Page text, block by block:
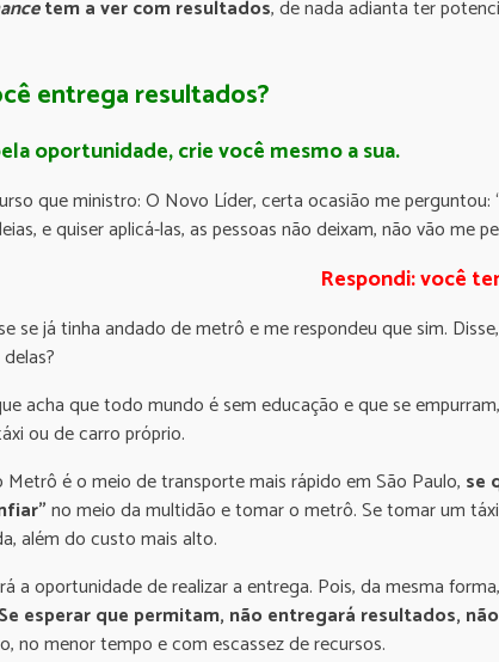
tem a ver com resultados, de nada adianta ter
entrega resultados?
oportunidade, crie você mesmo a sua.
que ministro: O Novo Líder, certa ocasião me
e quiser aplicá-las, as pessoas não deixam, não vão me
Respondi: você
se já tinha andado de metrô e me respondeu que sim.
acha que todo mundo é sem educação e que se
ou de carro próprio.
Metrô é o meio de transporte mais rápido em São Paulo, se
no meio da multidão e tomar o metrô. Se tomar um
além do custo mais alto.
a oportunidade de realizar a entrega. Pois, da mesma
Se esperar que permitam, não entregará resultados,
no menor tempo e com escassez de recursos.